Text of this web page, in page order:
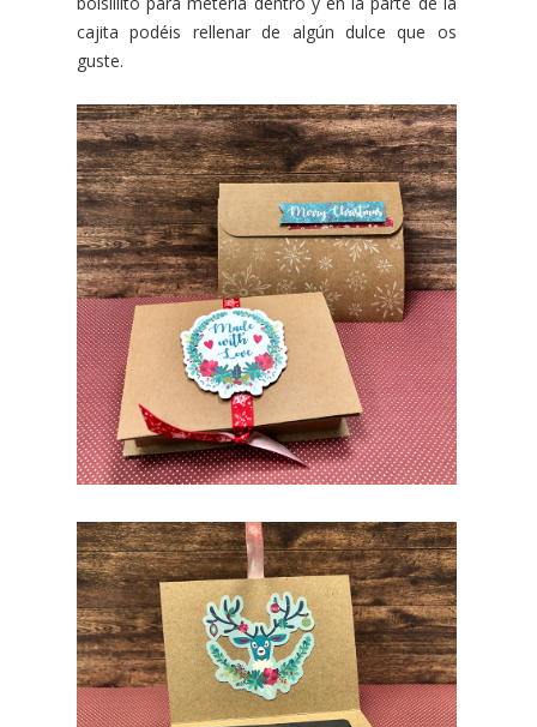
cajita podéis rellenar de algún dulce que os
guste.